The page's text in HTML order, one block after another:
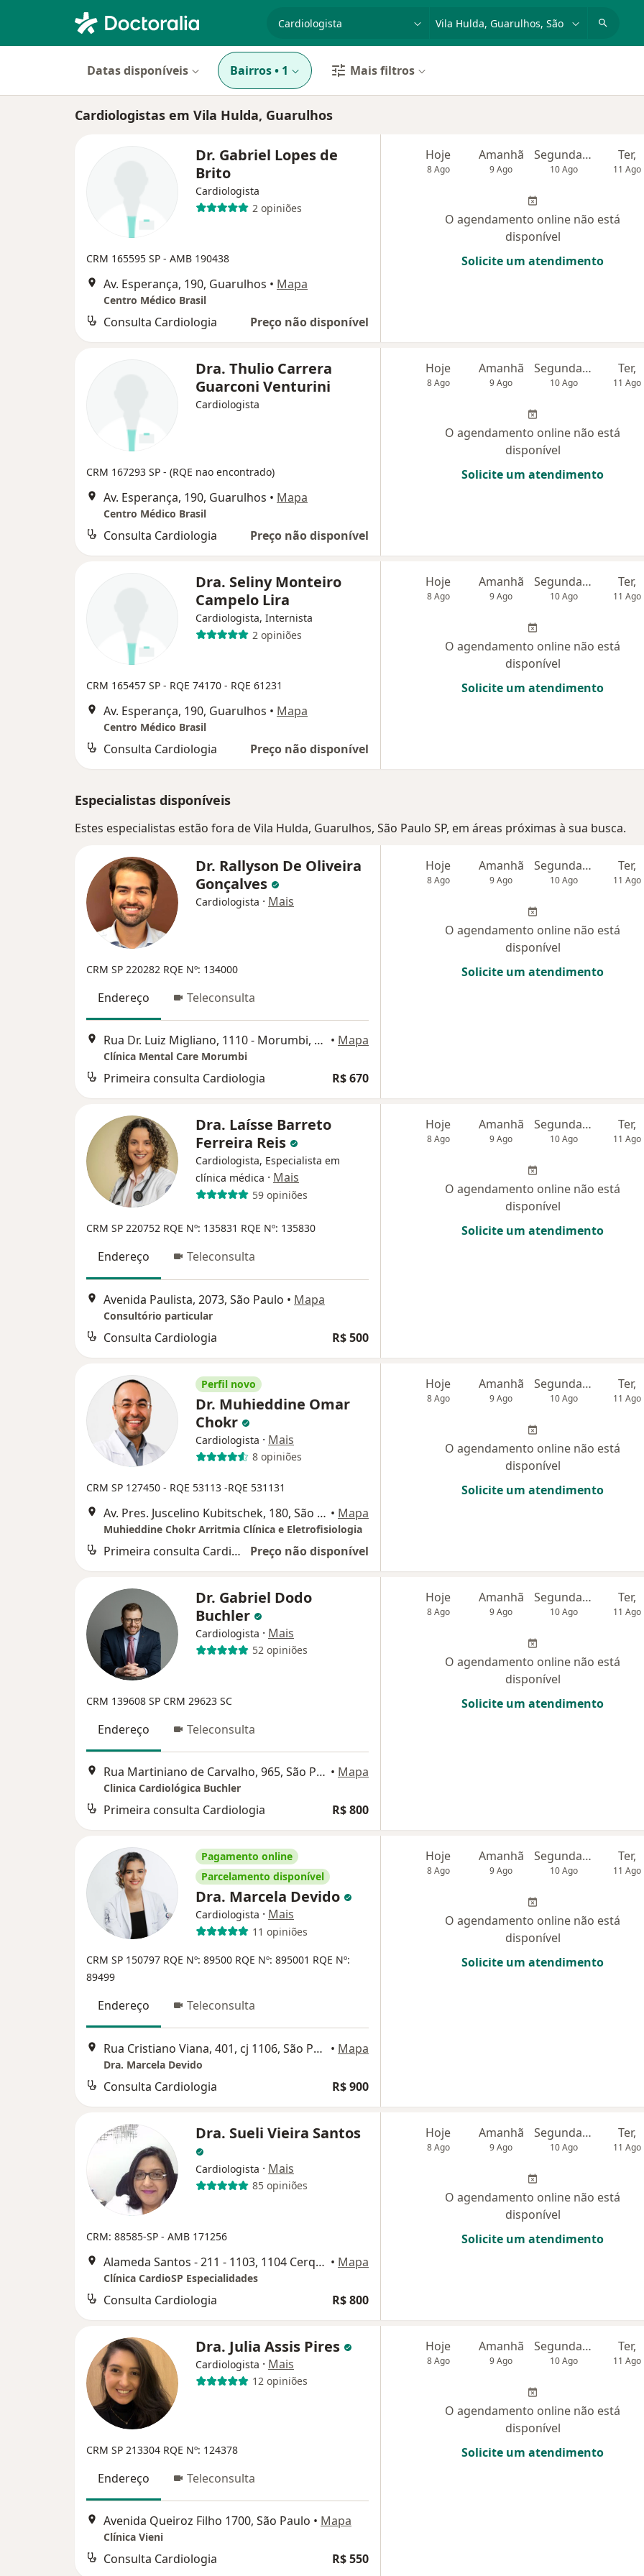
Datas disponíveis Bairros• 1 Mais filtros
Cardiologistas em Vila Hulda, Guarulhos
Dr. Gabriel Lopes de
Brito
Cardiologista
2 opiniões
CRM 165595 SP - AMB 190438
Av. Esperança, 190, Guarulhos • Mapa
Centro Médico Brasil
Consulta Cardiologia Preço não disponível
Hoje
8 Ago
Amanhã
9 Ago
Segunda-feira
10 Ago
Ter,
11 Ago
O agendamento online não está
disponível
Solicite um atendimento
Dra. Thulio Carrera
Guarconi Venturini
Cardiologista
CRM 167293 SP - (RQE nao encontrado)
Av. Esperança, 190, Guarulhos • Mapa
Centro Médico Brasil
Consulta Cardiologia Preço não disponível
Hoje
8 Ago
Amanhã
9 Ago
Segunda-feira
10 Ago
Ter,
11 Ago
O agendamento online não está
disponível
Solicite um atendimento
Dra. Seliny Monteiro
Campelo Lira
Cardiologista, Internista
2 opiniões
CRM 165457 SP - RQE 74170 - RQE 61231
Av. Esperança, 190, Guarulhos • Mapa
Centro Médico Brasil
Consulta Cardiologia Preço não disponível
Hoje
8 Ago
Amanhã
9 Ago
Segunda-feira
10 Ago
Ter,
11 Ago
O agendamento online não está
disponível
Solicite um atendimento
Especialistas disponíveis
Estes especialistas estão fora de Vila Hulda, Guarulhos, São Paulo SP, em áreas próximas à sua busca.
Dr. Rallyson De Oliveira
Gonçalves
Cardiologista · Mais
CRM SP 220282 RQE Nº: 134000
Endereço Teleconsulta
Rua Dr. Luiz Migliano, 1110 - Morumbi, São Paulo • Mapa
Clínica Mental Care Morumbi
Primeira consulta Cardiologia R$ 670
Hoje
8 Ago
Amanhã
9 Ago
Segunda-feira
10 Ago
Ter,
11 Ago
O agendamento online não está
disponível
Solicite um atendimento
Dra. Laísse Barreto
Ferreira Reis
Cardiologista, Especialista em
clínica médica · Mais
59 opiniões
CRM SP 220752 RQE Nº: 135831 RQE Nº: 135830
Endereço Teleconsulta
Avenida Paulista, 2073, São Paulo • Mapa
Consultório particular
Consulta Cardiologia R$ 500
Hoje
8 Ago
Amanhã
9 Ago
Segunda-feira
10 Ago
Ter,
11 Ago
O agendamento online não está
disponível
Solicite um atendimento
Perfil novo
Dr. Muhieddine Omar
Chokr
Cardiologista · Mais
8 opiniões
CRM SP 127450 - RQE 53113 -RQE 531131
Av. Pres. Juscelino Kubitschek, 180, São Paulo • Mapa
Muhieddine Chokr Arritmia Clínica e Eletrofisiologia
Primeira consulta Cardiologia Preço não disponível
Hoje
8 Ago
Amanhã
9 Ago
Segunda-feira
10 Ago
Ter,
11 Ago
O agendamento online não está
disponível
Solicite um atendimento
Dr. Gabriel Dodo
Buchler
Cardiologista · Mais
52 opiniões
CRM 139608 SP CRM 29623 SC
Endereço Teleconsulta
Rua Martiniano de Carvalho, 965, São Paulo • Mapa
Clinica Cardiológica Buchler
Primeira consulta Cardiologia R$ 800
Hoje
8 Ago
Amanhã
9 Ago
Segunda-feira
10 Ago
Ter,
11 Ago
O agendamento online não está
disponível
Solicite um atendimento
Pagamento online
Parcelamento disponível
Dra. Marcela Devido
Cardiologista · Mais
11 opiniões
CRM SP 150797 RQE Nº: 89500 RQE Nº: 895001 RQE Nº:
89499
Endereço Teleconsulta
Rua Cristiano Viana, 401, cj 1106, São Paulo • Mapa
Dra. Marcela Devido
Consulta Cardiologia R$ 900
Hoje
8 Ago
Amanhã
9 Ago
Segunda-feira
10 Ago
Ter,
11 Ago
O agendamento online não está
disponível
Solicite um atendimento
Dra. Sueli Vieira Santos
Cardiologista · Mais
85 opiniões
CRM: 88585-SP - AMB 171256
Alameda Santos - 211 - 1103, 1104 Cerqueira César, São Paulo • Mapa
Clínica CardioSP Especialidades
Consulta Cardiologia R$ 800
Hoje
8 Ago
Amanhã
9 Ago
Segunda-feira
10 Ago
Ter,
11 Ago
O agendamento online não está
disponível
Solicite um atendimento
Dra. Julia Assis Pires
Cardiologista · Mais
12 opiniões
CRM SP 213304 RQE Nº: 124378
Endereço Teleconsulta
Avenida Queiroz Filho 1700, São Paulo • Mapa
Clínica Vieni
Consulta Cardiologia R$ 550
Hoje
8 Ago
Amanhã
9 Ago
Segunda-feira
10 Ago
Ter,
11 Ago
O agendamento online não está
disponível
Solicite um atendimento